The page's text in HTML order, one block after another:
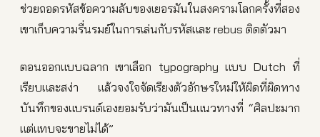
ช่วยถอดรหัสข้อความลับของเยอรมันในสงครามโลกครั้งที่สอง
เขาเก็บความรื่นรมย์ในการเล่นกับรหัสและ rebus ติดตัวมา
ตอนออกแบบฉลาก เขาเลือก typography แบบ Dutch ที่
เรียบและสง่า แล้วจงใจจัดเรียงตัวอักษรใหม่ให้ผิดที่ผิดทาง
บันทึกของแบรนด์เองยอมรับว่ามันเป็นแนวทางที่ “ศิลปะมาก
แต่แทบจะขายไม่ได้”